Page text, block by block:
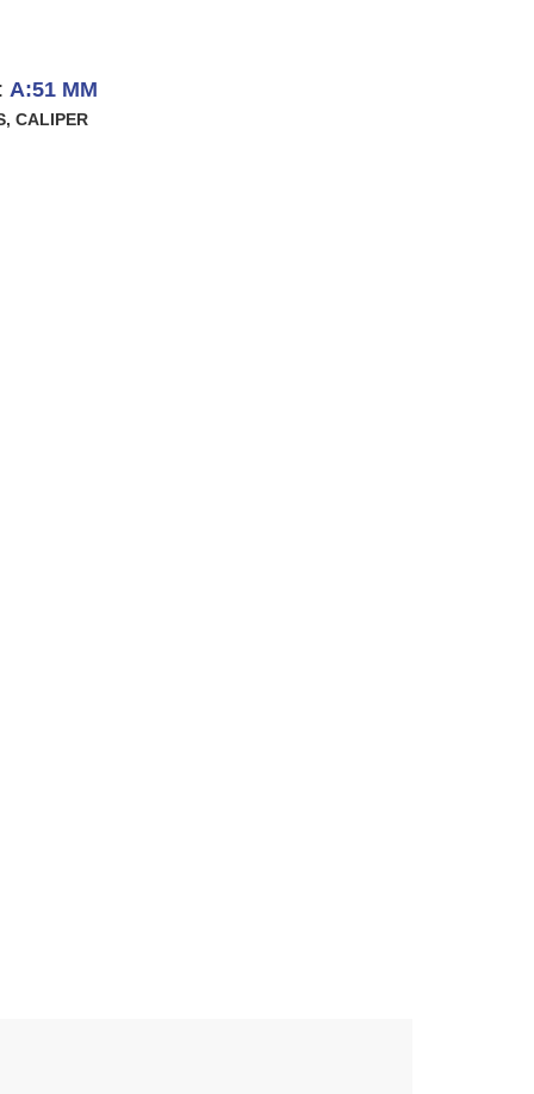
A:51 MM
, CALIPER